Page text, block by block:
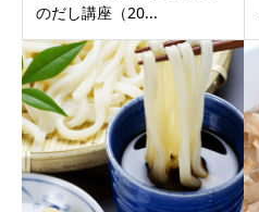
のだし講座（20...